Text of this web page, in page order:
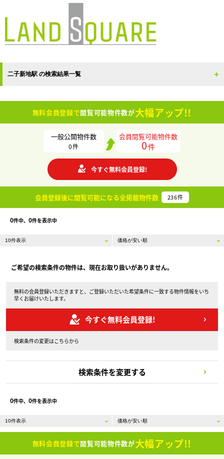
二子新地駅 の検索結果一覧
無料会員登録で閲覧可能物件数が大幅アップ!!
一般公開物件数
0件
会員閲覧可能物件数
0件
今すぐ無料会員登録!
会員登録後に閲覧可能になる全掲載物件数 236件
0件中、 0件を表示中
ご希望の検索条件の物件は、現在お取り扱いがありません。
無料の会員登録いただきますと、ご登録いただいた希望条件に一致する物件情報をいち
早くお届けいたします。
今すぐ無料会員登録!
検索条件の変更はこちらから
検索条件を変更する
0件中、 0件を表示中
無料会員登録で閲覧可能物件数が大幅アップ!!